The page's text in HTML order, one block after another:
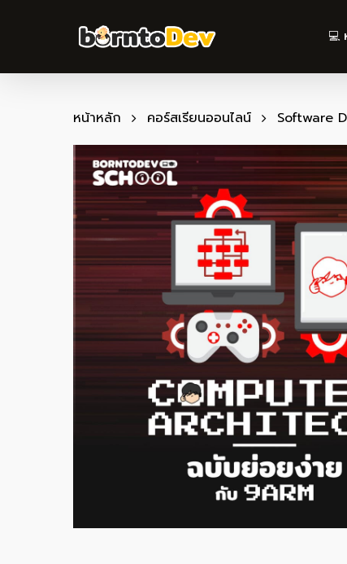
💻
หน้าหลัก คอร์สเรียนออนไลน์ Software